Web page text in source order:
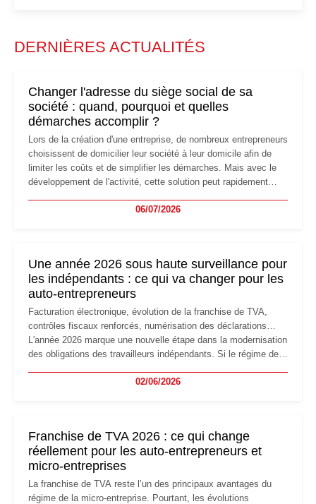
DERNIÈRES ACTUALITÉS
Changer l'adresse du siège social de sa
société : quand, pourquoi et quelles
démarches accomplir ?
Lors de la création d'une entreprise, de nombreux entrepreneurs
choisissent de domicilier leur société à leur domicile afin de
limiter les coûts et de simplifier les démarches. Mais avec le
développement de l'activité, cette solution peut rapidement
professionnels, recrutement, image de marque… Le
06/07/2026
Une année 2026 sous haute surveillance pour
les indépendants : ce qui va changer pour les
auto-entrepreneurs
Facturation électronique, évolution de la franchise de TVA,
contrôles fiscaux renforcés, numérisation des déclarations…
L'année 2026 marque une nouvelle étape dans la modernisation
des obligations des travailleurs indépendants. Si le régime de
les auto-entrepreneurs devront s'adapter à un environnement
02/06/2026
Franchise de TVA 2026 : ce qui change
réellement pour les auto-entrepreneurs et
micro-entreprises
La franchise de TVA reste l’un des principaux avantages du
régime de la micro-entreprise. Pourtant, les évolutions